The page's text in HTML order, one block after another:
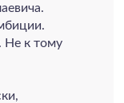
Не к тому